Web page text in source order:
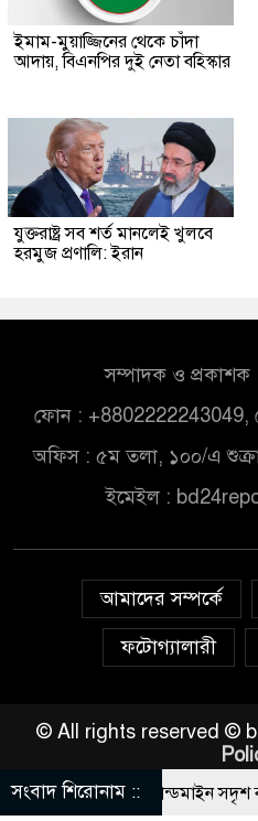
ইমাম-মুয়াজ্জিনের থেকে চাঁদা
আদায়, বিএনপির দুই নেতা বহিস্কার
যুক্তরাষ্ট্র সব শর্ত মানলেই খুলবে
হরমুজ প্রণালি: ইরান
সম্পাদক ও প্রকাশক
ফোন : +8802222243049,
অফিস : ৫ম তলা, ১০০/এ
ইমেইল :
আমাদের সম্পর্কে
ফটোগ্যালারী
© All rights reserved ©
সংবাদ শিরোনাম ::
নিচে ১০টি ল্যান্ডমাইন সদৃশ বস্তু,